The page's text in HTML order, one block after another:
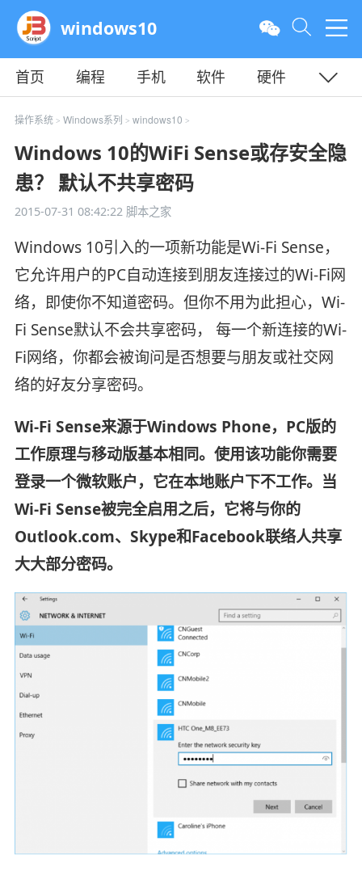
windows10
首页 编程 手机 软件
硬件
教程
平面 服务器
操作系统> Windows系列 > windows10 >
Windows 10的WiFi Sense或存安全隐
患？ 默认不共享密码
2015-07-31 08:42:22脚本之家
Windows 10引入的一项新功能是Wi-Fi Sense，
它允许用户的PC自动连接到朋友连接过的Wi-Fi网
络，即使你不知道密码。但你不用为此担心，Wi-
Fi Sense默认不会共享密码， 每一个新连接的Wi-
Fi网络，你都会被询问是否想要与朋友或社交网
络的好友分享密码。
Wi-Fi Sense来源于Windows Phone，PC版的
工作原理与移动版基本相同。使用该功能你需要
登录一个微软账户，它在本地账户下不工作。当
Wi-Fi Sense被完全启用之后，它将与你的
Outlook.com、Skype和Facebook联络人共享
大大部分密码。